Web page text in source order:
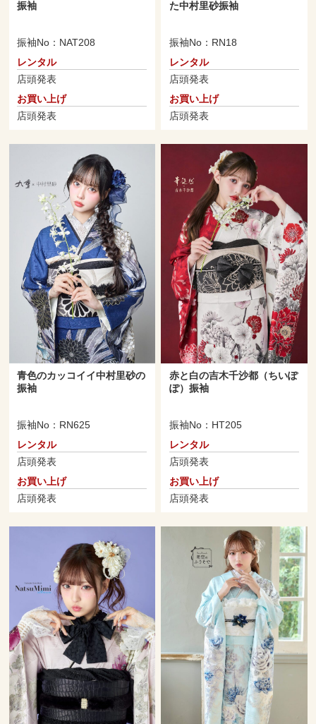
振袖
振袖No：NAT208
レンタル
店頭発表
お買い上げ
店頭発表
た中村里砂振袖
振袖No：RN18
レンタル
店頭発表
お買い上げ
店頭発表
青色のカッコイイ中村里砂の
振袖
振袖No：RN625
レンタル
店頭発表
お買い上げ
店頭発表
赤と白の吉木千沙都（ちいぽ
ぽ）振袖
振袖No：HT205
レンタル
店頭発表
お買い上げ
店頭発表